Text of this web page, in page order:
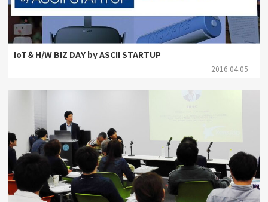
IoT＆H/W BIZ DAY by ASCII STARTUP
2016.04.05